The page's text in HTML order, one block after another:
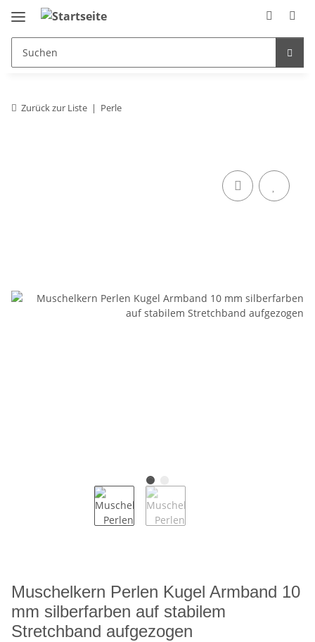
Zurück zur Liste Perle
Muschelkern Perlen Kugel Armband 10
mm silberfarben auf stabilem
Stretchband aufgezogen